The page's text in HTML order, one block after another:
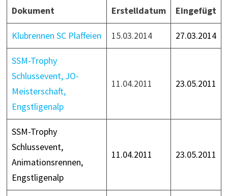
Dokument Erstelldatum Eingefügt
Klubrennen SC Plaffeien 15.03.2014 27.03.2014
SSM-Trophy
Schlussevent, JO-
Meisterschaft,
Engstligenalp
11.04.2011 23.05.2011
SSM-Trophy
Schlussevent,
Animationsrennen,
Engstligenalp
11.04.2011 23.05.2011